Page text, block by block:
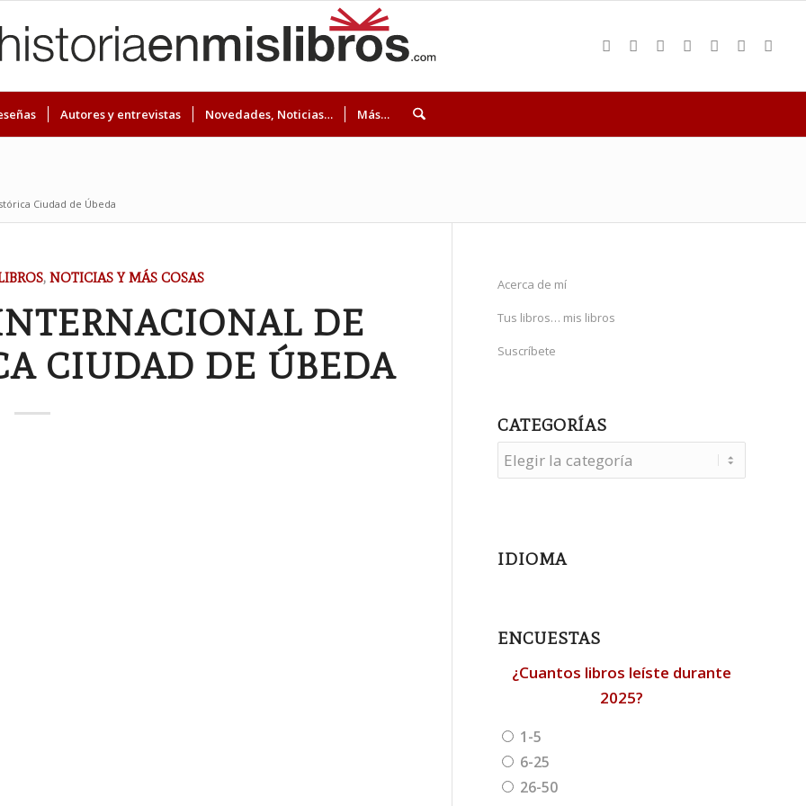
Autores y entrevistas Novedades, Noticias… Más…
Ciudad de Úbeda
, NOTICIAS Y MÁS COSAS
DE
CIUDAD DE ÚBEDA
Acerca de mí
Tus libros… mis libros
Suscríbete
CATEGORÍAS
Categorías
IDIOMA
ENCUESTAS
¿Cuantos libros leíste durante
2025?
1-5
6-25
26-50